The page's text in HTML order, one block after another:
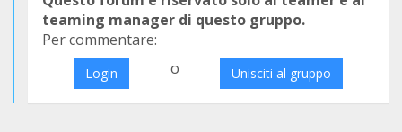
teaming manager di questo gruppo.
Per commentare:
Login o Unisciti al gruppo